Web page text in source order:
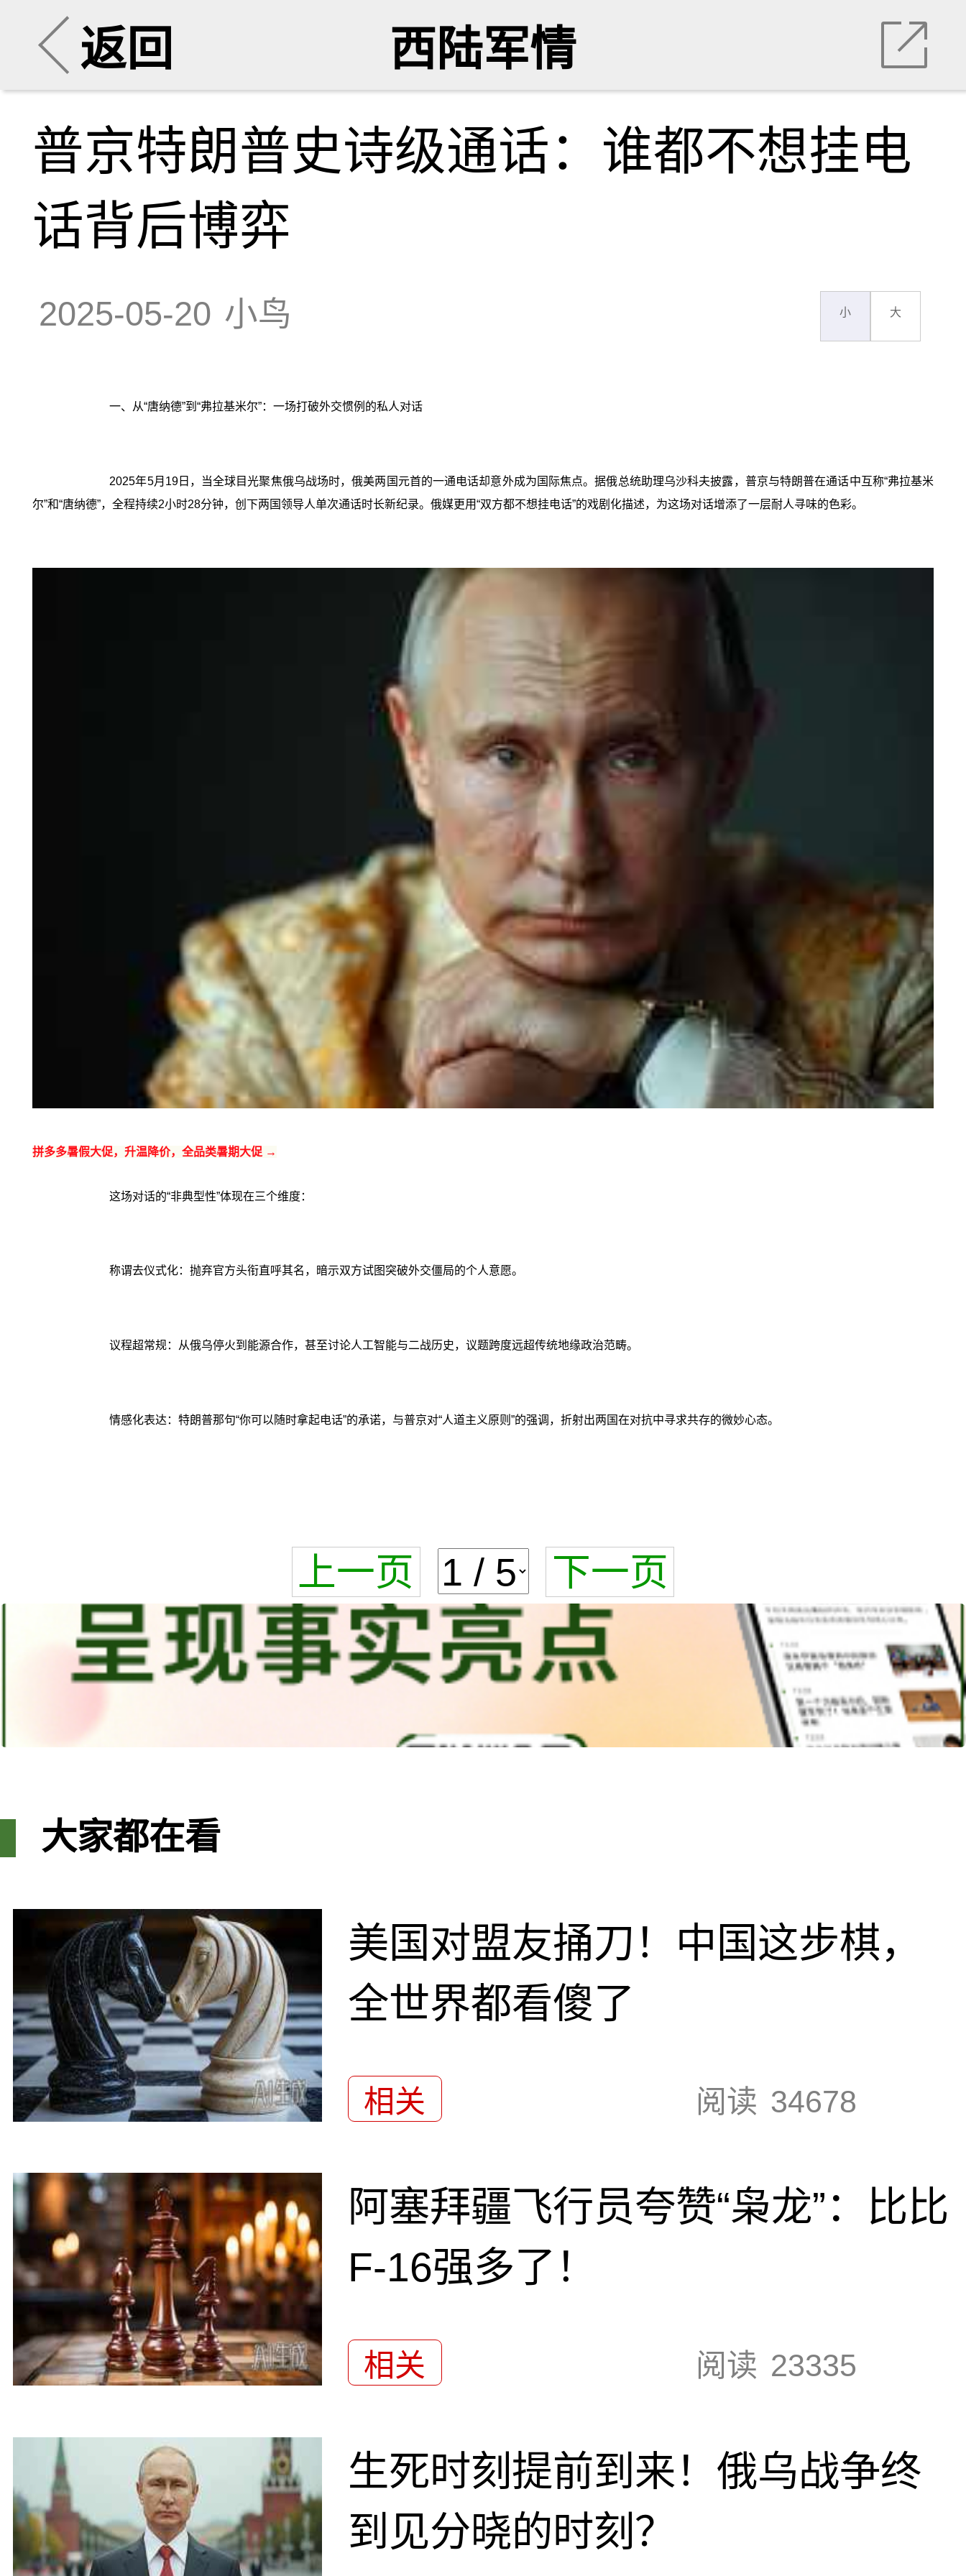
返回 西陆军情
普京特朗普史诗级通话：谁都不想挂电
话背后博弈
2025-05-20 小鸟 小 大
一、从“唐纳德”到“弗拉基米尔”：一场打破外交惯例的私人对话
2025年5月19日，当全球目光聚焦俄乌战场时，俄美两国元首的一通电话却意外成为国际焦点。据俄总统助理乌沙科夫披露，普京与特朗普在通话中互称“弗拉基米
尔”和“唐纳德”，全程持续2小时28分钟，创下两国领导人单次通话时长新纪录。俄媒更用“双方都不想挂电话”的戏剧化描述，为这场对话增添了一层耐人寻味的色彩。
拼多多暑假大促，升温降价，全品类暑期大促 →
这场对话的“非典型性”体现在三个维度：
称谓去仪式化：抛弃官方头衔直呼其名，暗示双方试图突破外交僵局的个人意愿。
议程超常规：从俄乌停火到能源合作，甚至讨论人工智能与二战历史，议题跨度远超传统地缘政治范畴。
情感化表达：特朗普那句“你可以随时拿起电话”的承诺，与普京对“人道主义原则”的强调，折射出两国在对抗中寻求共存的微妙心态。
上一页 下一页
大家都在看
美国对盟友捅刀！中国这步棋，
全世界都看傻了
相关 阅读 34678
阿塞拜疆飞行员夸赞“枭龙”：比比
F-16强多了！
相关 阅读 23335
生死时刻提前到来！俄乌战争终
到见分晓的时刻？